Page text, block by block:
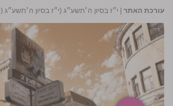
עורכת האתר י״ז בסיון ה׳תשע״ג (י״ז בסיון ה׳תשע״ג (26/05/2013))